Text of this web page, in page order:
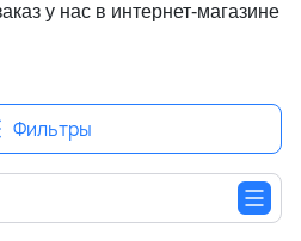
у нас в интернет-магазине
Фильтры